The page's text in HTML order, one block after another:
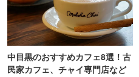
中目黒のおすすめカフェ8選！古
民家カフェ、チャイ専門店など